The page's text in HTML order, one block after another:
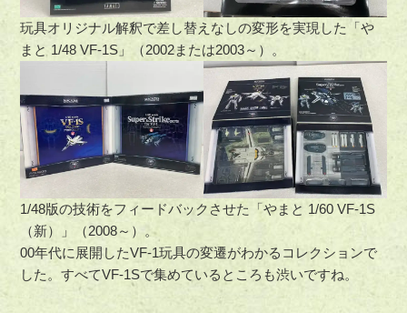
玩具オリジナル解釈で差し替えなしの変形を実現した「や
まと 1/48 VF-1S」（2002または2003～）。
1/48版の技術をフィードバックさせた「やまと 1/60 VF-1S
（新）」（2008～）。
00年代に展開したVF-1玩具の変遷がわかるコレクションで
した。すべてVF-1Sで集めているところも渋いですね。